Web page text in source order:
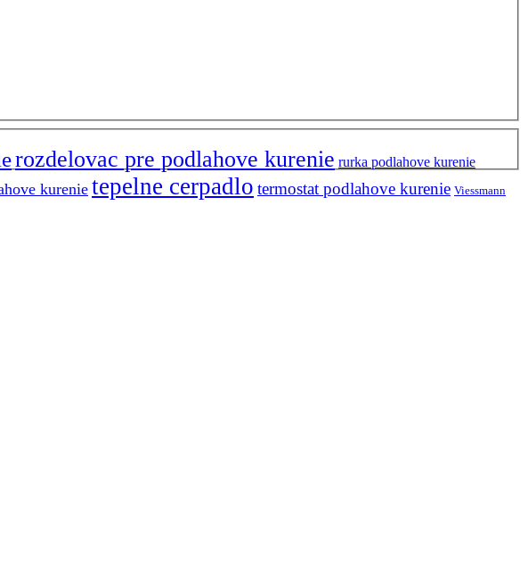
rozdelovac pre podlahove kurenie rurka podlahove kurenie
kurenietepelne cerpadlo termostat podlahove kurenie Viessmann